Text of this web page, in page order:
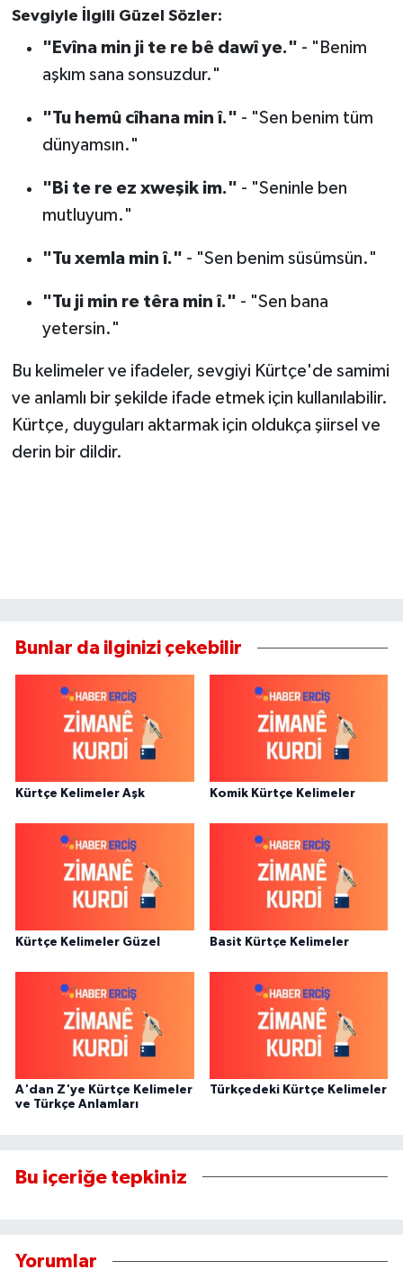
Sevgiyle İlgili Güzel Sözler:
"Evîna min ji te re bê dawî ye." - "Benim
aşkım sana sonsuzdur."
"Tu hemû cîhana min î." - "Sen benim tüm
dünyamsın."
"Bi te re ez xweşik im." - "Seninle ben
mutluyum."
"Tu xemla min î." - "Sen benim süsümsün."
"Tu ji min re têra min î." - "Sen bana
yetersin."
Bu kelimeler ve ifadeler, sevgiyi Kürtçe'de samimi
ve anlamlı bir şekilde ifade etmek için kullanılabilir.
Kürtçe, duyguları aktarmak için oldukça şiirsel ve
derin bir dildir.
Bunlar da ilginizi çekebilir
Kürtçe Kelimeler Aşk Komik Kürtçe Kelimeler
Kürtçe Kelimeler Güzel Basit Kürtçe Kelimeler
A'dan Z'ye Kürtçe Kelimeler
ve Türkçe Anlamları
Türkçedeki Kürtçe Kelimeler
Bu içeriğe tepkiniz
Yorumlar